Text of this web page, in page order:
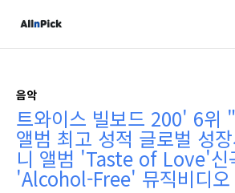
음악
트와이스 빌보드 200' 6위
앨범 최고 성적 글로벌 성
니 앨범 'Taste of Love'신
'Alcohol-Free' 뮤직비디